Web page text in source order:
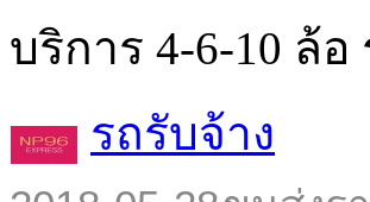
บริการ 4-6-10 ล้อ
รถรับจ้าง